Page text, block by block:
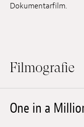
Dokumentarfilm.
Filmografie
One in a